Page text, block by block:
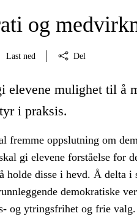
og
Last ned Del
elevene mulighet til å
i praksis.
fremme oppslutning om
gi elevene forståelse for
holde disse i hevd. Å delta i
demokratiske
og ytringsfrihet og frie